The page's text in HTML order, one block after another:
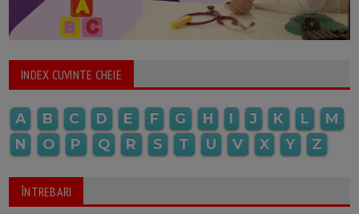
INDEX CUVINTE CHEIE
A B C D E F G H I J K L
M
N
O P Q R S T U V X Y Z
ÎNTREBARI